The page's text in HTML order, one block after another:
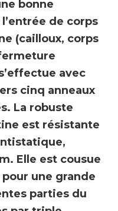
bonne
de corps
(cailloux, corps
avec
cinq anneaux
La robuste
est résistante
Elle est cousue
une grande
parties du